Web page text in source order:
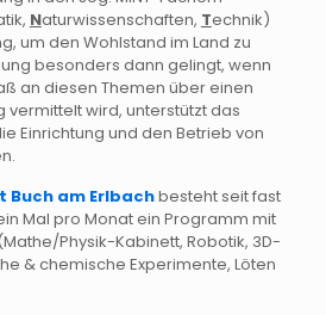
Naturwissen­schaften, Technik)
um den Wohlstand im Land zu
besonders dann gelingt, wenn
an diesen Themen über einen
wird, unterstützt das
Einrichtung und den Betrieb von
Buch am Erlbachbesteht seit fast
Mal pro Monat ein Programm mit
Physik-Kabinett, Robotik, 3D-
& chemische Experimente, Löten